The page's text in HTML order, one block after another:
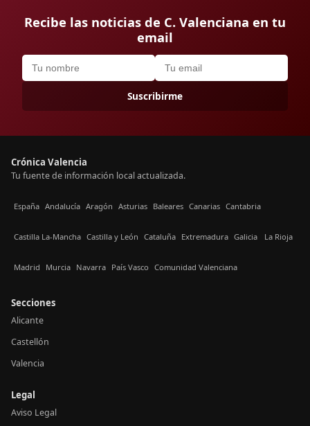
Recibe las noticias de C. Valenciana en tu
email
Suscribirme
Crónica Valencia
Tu fuente de información local actualizada.
España Andalucía Aragón Asturias Baleares Canarias Cantabria
Castilla La-Mancha Castilla y León Cataluña Extremadura Galicia La Rioja
Madrid Murcia Navarra País Vasco Comunidad Valenciana
Secciones
Alicante
Castellón
Valencia
Legal
Aviso Legal